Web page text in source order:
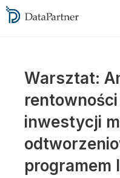
Warsztat:
inwestycji
programem